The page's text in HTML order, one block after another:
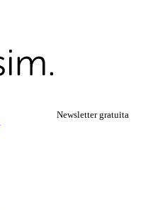
Newsletter gratuita